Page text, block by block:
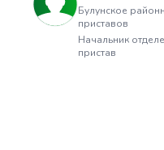
Булунское
приставов
Начальник
пристав